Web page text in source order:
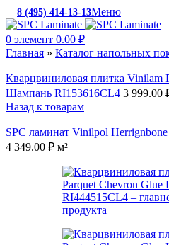
8 (495) 414-13-13Меню
0 элемент 0.00 ₽
Главная » Каталог напольных
Кварцвиниловая плитка Vinilam
Шампань RI153616CL4 3 999.00
Назад к товарам
SPC ламинат Vinilpol
4 349.00 ₽ м²